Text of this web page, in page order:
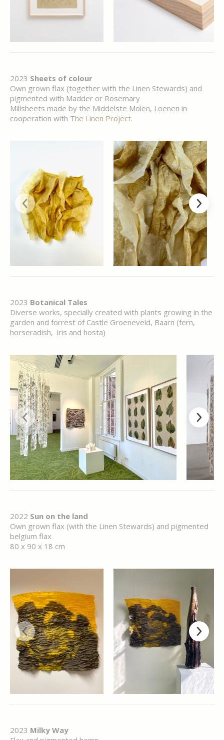
2023 Sheets of colour
Own grown flax (together with the Linen Stewards) and
pigmented with Madder or Rosemary
Millsheets made by the Middelste Molen, Loenen in
cooperation with The Linen Project.
2023 Botanical Tales
Diverse works, specially created with plants growing in the
garden and forrest of Castle Groeneveld, Baarn (fern,
horseradish, iris and hosta)
2022 Sun on the land
Own grown flax (with the Linen Stewards) and pigmented
belgium flax
80 x 90 x 18 cm
2023 Milky Way